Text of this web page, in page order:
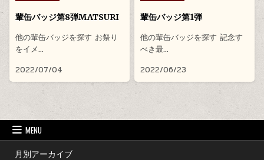
輩缶バッジ第8弾MATSURI
他の輩缶バッジを探す お祭り
をイメ…
2022/07/04
輩缶バッジ第1弾
他の輩缶バッジを探す 記念す
べき最…
2022/06/23
MENU
月別アーカイブ